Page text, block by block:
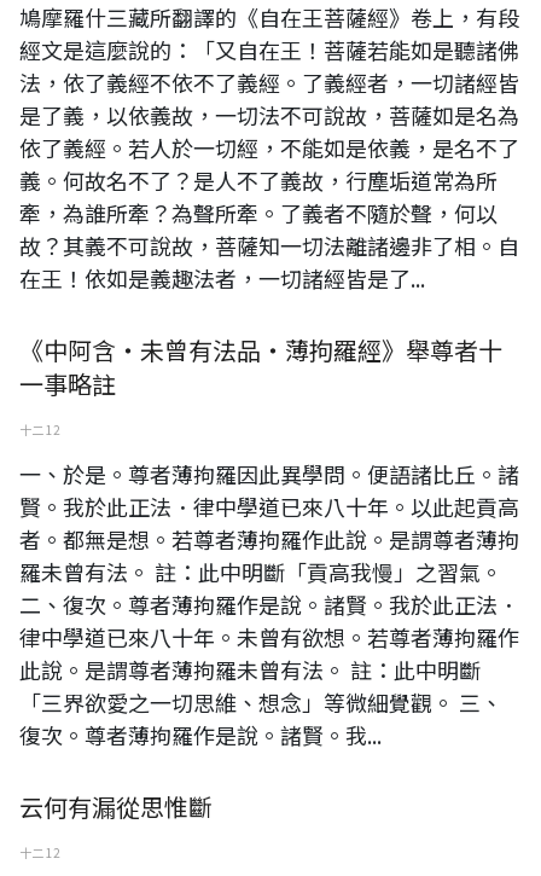
鳩摩羅什三藏所翻譯的《自在王菩薩經》卷上，有段
經文是這麼說的：「又自在王！菩薩若能如是聽諸佛
法，依了義經不依不了義經。了義經者，一切諸經皆
是了義，以依義故，一切法不可說故，菩薩如是名為
依了義經。若人於一切經，不能如是依義，是名不了
義。何故名不了？是人不了義故，行塵垢道常為所
牽，為誰所牽？為聲所牽。了義者不隨於聲，何以
故？其義不可說故，菩薩知一切法離諸邊非了相。自
在王！依如是義趣法者，一切諸經皆是了...
《中阿含‧未曾有法品‧薄拘羅經》舉尊者十
一事略註
十二 12
一、於是。尊者薄拘羅因此異學問。便語諸比丘。諸
賢。我於此正法．律中學道已來八十年。以此起貢高
者。都無是想。若尊者薄拘羅作此說。是謂尊者薄拘
羅未曾有法。 註：此中明斷「貢高我慢」之習氣。
二、復次。尊者薄拘羅作是說。諸賢。我於此正法．
律中學道已來八十年。未曾有欲想。若尊者薄拘羅作
此說。是謂尊者薄拘羅未曾有法。 註：此中明斷
「三界欲愛之一切思維、想念」等微細覺觀。 三、
復次。尊者薄拘羅作是說。諸賢。我...
云何有漏從思惟斷
十二 12